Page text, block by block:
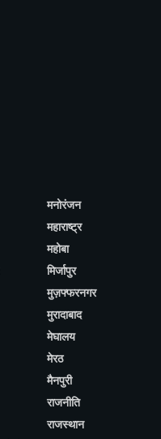
मनोरंजन
महाराष्ट्र
महोबा
मिर्जापुर
मुज़फ्फरनगर
मुरादाबाद
मेघालय
मेरठ
मैनपुरी
राजनीति
राजस्थान